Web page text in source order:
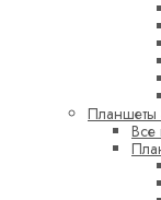
Планшеты
Все